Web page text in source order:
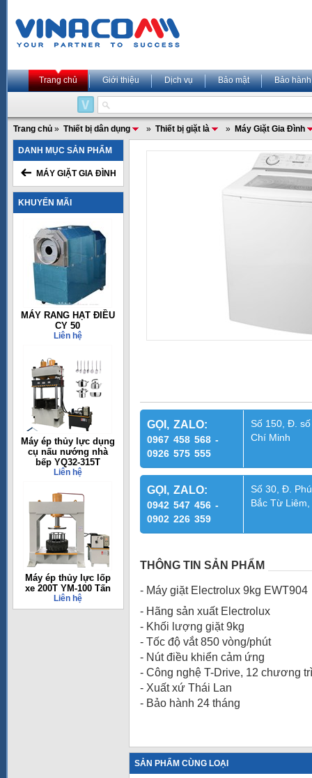
Trang chủ Giới thiệu Dịch vụ Bảo mật Bảo hành
Trang chủ » Thiết bị dân dụng » Thiết bị giặt là » Máy Giặt Gia Đình
DANH MỤC SẢN PHẨM
MÁY GIẶT GIA ĐÌNH
KHUYẾN MÃI
MÁY RANG HẠT ĐIỀU
CY 50
Liên hệ
Máy ép thủy lực dụng
cụ nấu nướng nhà
bếp YQ32-315T
Liên hệ
Máy ép thủy lực lốp
xe 200T YM-100 Tấn
Liên hệ
GỌI, ZALO:
0967 458 568 -
0926 575 555
Số 150, Đ.
Chí Minh
GỌI, ZALO:
0942 547 456 -
0902 226 359
Số 30, Đ.
Bắc Từ
THÔNG TIN SẢN PHẨM
- Máy giặt Electrolux 9kg EWT904
- Hãng sản xuất Electrolux
- Khối lượng giặt 9kg
- Tốc độ vắt 850 vòng/phút
- Nút điều khiển cảm ứng
- Công nghệ T-Drive, 12 chương
- Xuất xứ Thái Lan
- Bảo hành 24 tháng
SẢN PHẨM CÙNG LOẠI